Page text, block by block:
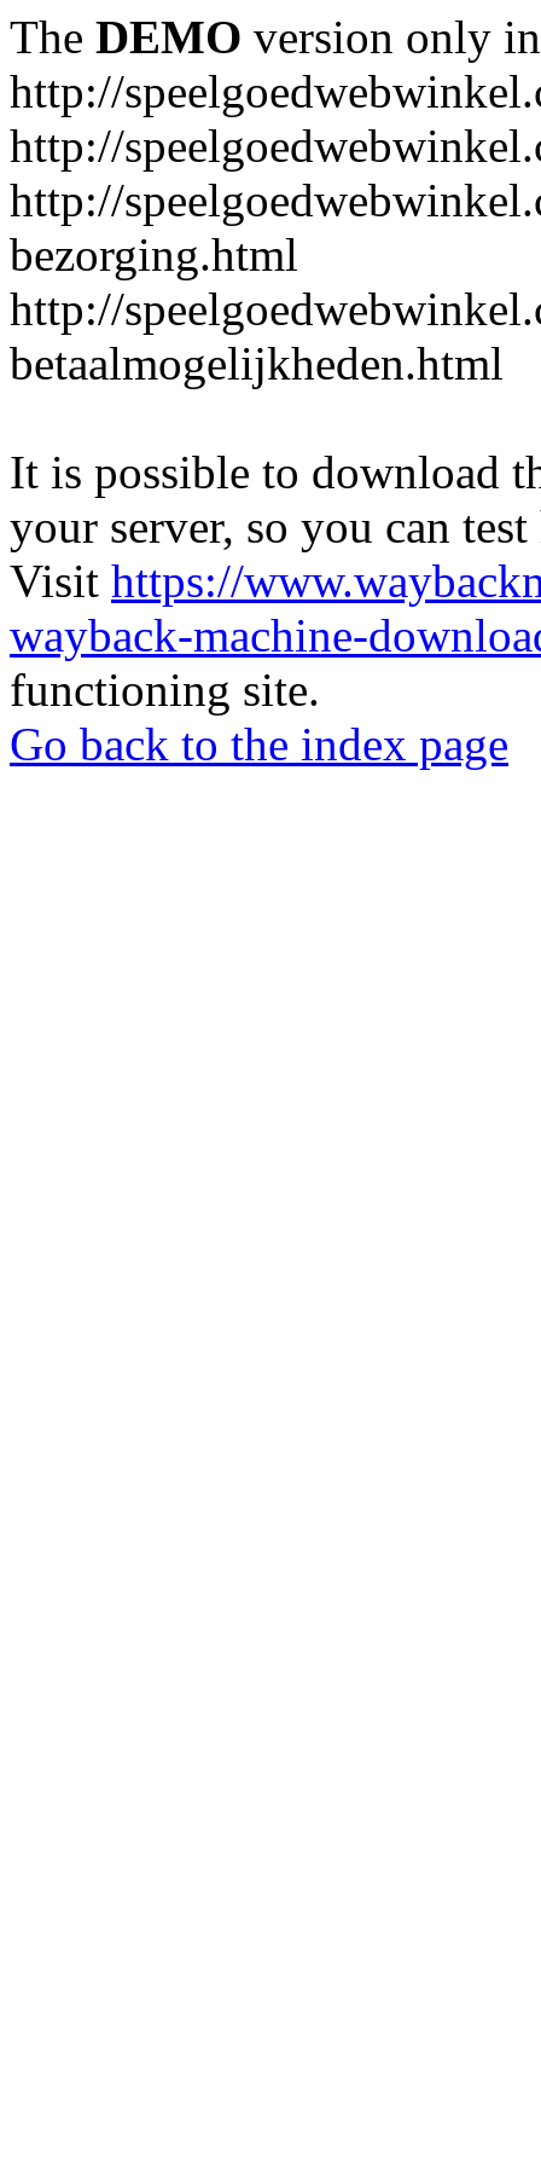
The DEMO version only
http://
http://
http://
bezorging.html
http://
betaalmogelijkheden.html
It is possible to download
your server, so you can
Visit https://
wayback-machine-
functioning site.
Go back to the index page